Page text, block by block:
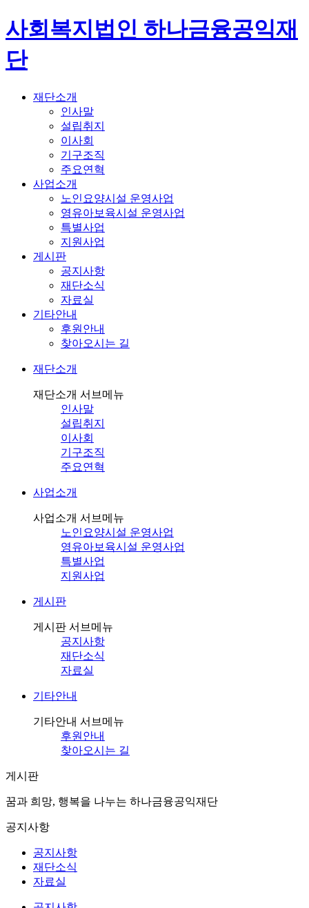
사회복지법인 하나금융공익재
단
재단소개
인사말
설립취지
이사회
기구조직
주요연혁
사업소개
노인요양시설 운영사업
영유아보육시설 운영사업
특별사업
지원사업
게시판
공지사항
재단소식
자료실
기타안내
후원안내
찾아오시는 길
재단소개
재단소개 서브메뉴
인사말
설립취지
이사회
기구조직
주요연혁
사업소개
사업소개 서브메뉴
노인요양시설 운영사업
영유아보육시설 운영사업
특별사업
지원사업
게시판
게시판 서브메뉴
공지사항
재단소식
자료실
기타안내
기타안내 서브메뉴
후원안내
찾아오시는 길
게시판
꿈과 희망, 행복을 나누는 하나금융공익재단
공지사항
공지사항
재단소식
자료실